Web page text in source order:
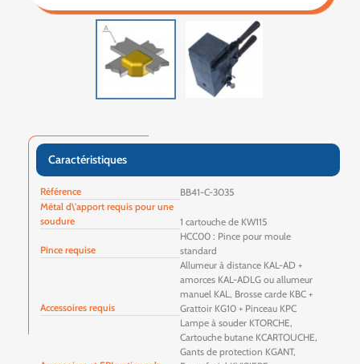
Caractéristiques
Référence
BB41-C-3035
Métal d\'apport requis pour une
soudure
1 cartouche de KW115
Pince requise
HCC00 : Pince pour moule
standard
Accessoires requis
Allumeur à distance KAL-AD +
amorces KAL-ADLG ou allumeur
manuel KAL, Brosse carde KBC +
Grattoir KG10 + Pinceau KPC
Lampe à souder KTORCHE,
Cartouche butane KCARTOUCHE,
Gants de protection KGANT,